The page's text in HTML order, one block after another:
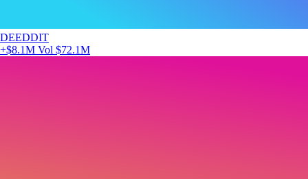
DEEDDIT
+$8.1M Vol $72.1M